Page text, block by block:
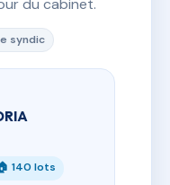
du cabinet.
syndic
140 lots